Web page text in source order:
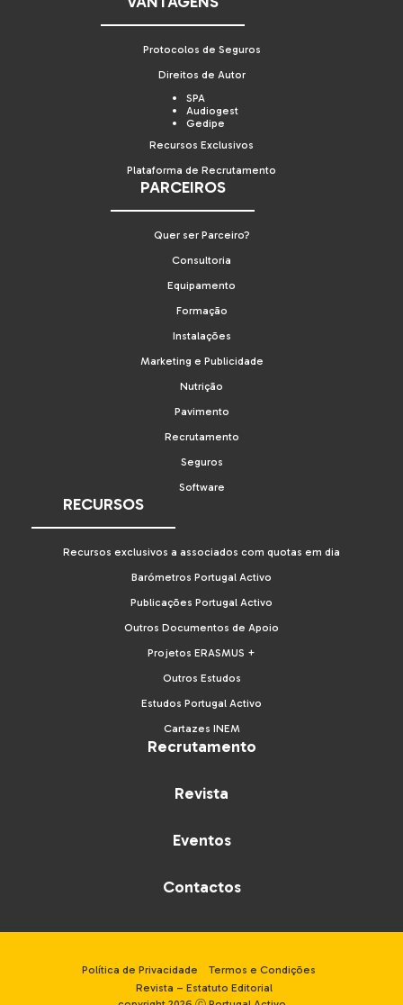
Protocolos de Seguros
Direitos de Autor
SPA
Audiogest
Gedipe
Recursos Exclusivos
Plataforma de Recrutamento
PARCEIROS
Quer ser Parceiro?
Consultoria
Equipamento
Formação
Instalações
Marketing e Publicidade
Nutrição
Pavimento
Recrutamento
Seguros
Software
RECURSOS
Recursos exclusivos a associados com quotas em dia
Barómetros Portugal Activo
Publicações Portugal Activo
Outros Documentos de Apoio
Projetos ERASMUS +
Outros Estudos
Estudos Portugal Activo
Cartazes INEM
Recrutamento
Revista
Eventos
Contactos
Política de Privacidade
Termos e Condições
Revista – Estatuto Editorial